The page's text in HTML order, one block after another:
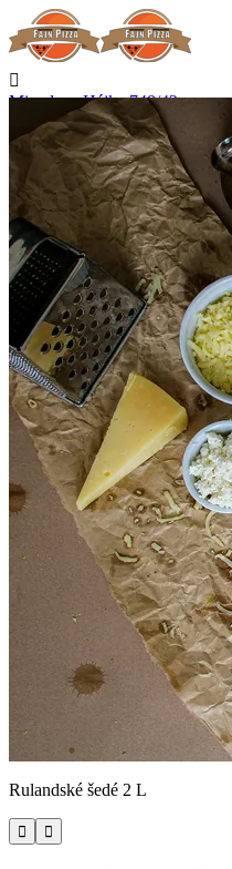

Miroslava Hájka 748/42
Hradec Králové
Nerozváží

Začíná rozvážet v 15:00
Telefon
+420 727 875 075
Kontakt

Přihlásit se
Rulandské šedé 2 L
 